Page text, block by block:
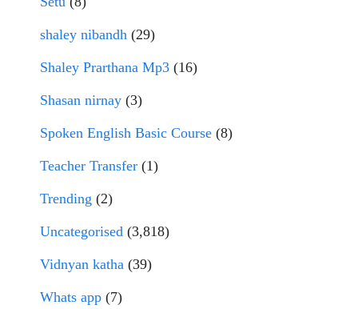
shaley nibandh (29)
Shaley Prarthana Mp3 (16)
Shasan nirnay (3)
Spoken English Basic Course (8)
Teacher Transfer (1)
Trending (2)
Uncategorised (3,818)
Vidnyan katha (39)
Whats app (7)